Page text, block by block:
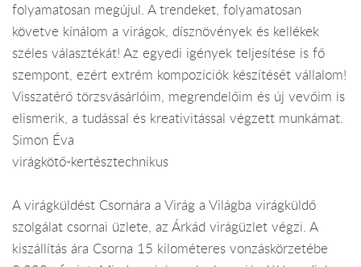
folyamatosan megújul. A trendeket, folyamatosan
követve kínálom a virágok, dísznövények és kellékek
széles választékát! Az egyedi igények teljesítése is fő
szempont, ezért extrém kompozíciók készítését vállalom!
Visszatérő törzsvásárlóim, megrendelőim és új vevőim is
elismerik, a tudással és kreativitással végzett munkámat.
Simon Éva
virágkötő-kertésztechnikus
A virágküldést Csornára a Virág a Világba virágküldő
szolgálat csornai üzlete, az Árkád virágüzlet végzi. A
kiszállítás ára Csorna 15 kilométeres vonzáskörzetébe